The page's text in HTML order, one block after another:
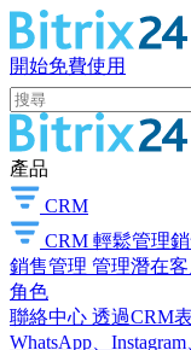
開始免費使用
產品
CRM
CRM 輕鬆管理
銷售管理 管理潛在
角色
聯絡中心 透過CRM
WhatsApp、